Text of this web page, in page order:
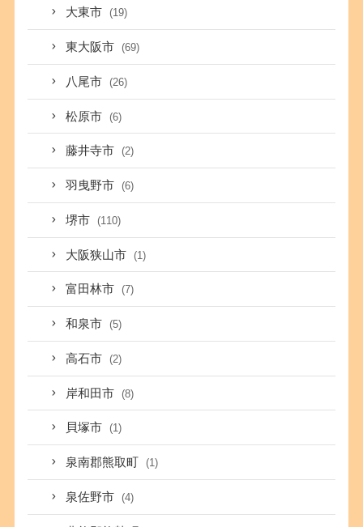
大東市 (19)
東大阪市 (69)
八尾市 (26)
松原市 (6)
藤井寺市 (2)
羽曳野市 (6)
堺市 (110)
大阪狭山市 (1)
富田林市 (7)
和泉市 (5)
高石市 (2)
岸和田市 (8)
貝塚市 (1)
泉南郡熊取町 (1)
泉佐野市 (4)